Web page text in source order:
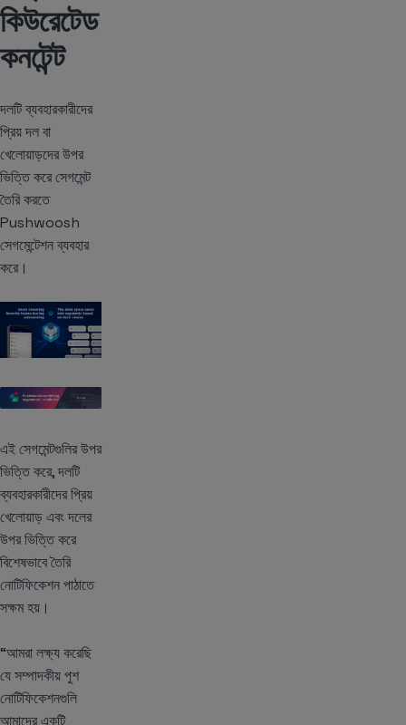
কিউরেটেড
কনটেন্ট
দলটি ব্যবহারকারীদের
প্রিয় দল বা
খেলোয়াড়দের উপর
ভিত্তি করে সেগমেন্ট
তৈরি করতে
Pushwoosh
সেগমেন্টেশন ব্যবহার
করে।
এই সেগমেন্টগুলির উপর
ভিত্তি করে, দলটি
ব্যবহারকারীদের প্রিয়
খেলোয়াড় এবং দলের
উপর ভিত্তি করে
বিশেষভাবে তৈরি
নোটিফিকেশন পাঠাতে
সক্ষম হয়।
“আমরা লক্ষ্য করেছি
যে সম্পাদকীয় পুশ
নোটিফিকেশনগুলি
আমাদের একটি